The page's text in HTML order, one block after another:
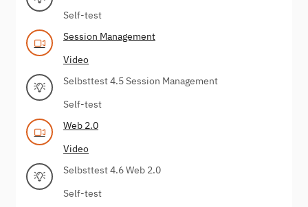
Self-test
Session Management
Video
Selbsttest 4.5 Session Management
Self-test
Web 2.0
Video
Selbsttest 4.6 Web 2.0
Self-test